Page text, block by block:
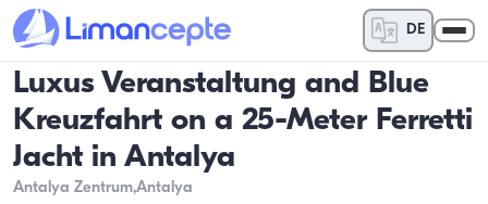
DE
Luxus Veranstaltung and Blue
Kreuzfahrt on a 25-Meter Ferretti
Jacht in Antalya
Antalya Zentrum,Antalya